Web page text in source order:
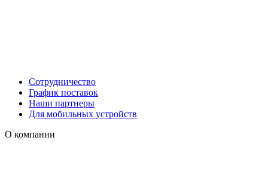
Сотрудничество
График поставок
Наши партнеры
Для мобильных устройств
О компании